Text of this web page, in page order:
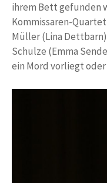
ihrem Bett gefunden
Kommissaren-
Müller (Lina
Schulze (Emma
ein Mord vorliegt